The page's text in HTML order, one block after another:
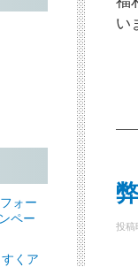
い
投稿
ォー
ペー
くア